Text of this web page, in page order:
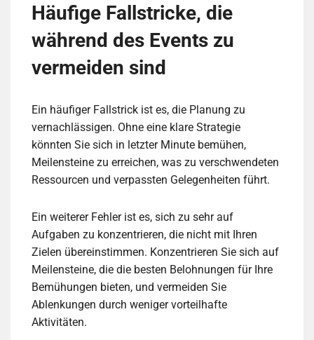
Häufige Fallstricke, die
während des Events zu
vermeiden sind
Ein häufiger Fallstrick ist es, die Planung zu
vernachlässigen. Ohne eine klare Strategie
könnten Sie sich in letzter Minute bemühen,
Meilensteine zu erreichen, was zu verschwendeten
Ressourcen und verpassten Gelegenheiten führt.
Ein weiterer Fehler ist es, sich zu sehr auf
Aufgaben zu konzentrieren, die nicht mit Ihren
Zielen übereinstimmen. Konzentrieren Sie sich auf
Meilensteine, die die besten Belohnungen für Ihre
Bemühungen bieten, und vermeiden Sie
Ablenkungen durch weniger vorteilhafte
Aktivitäten.